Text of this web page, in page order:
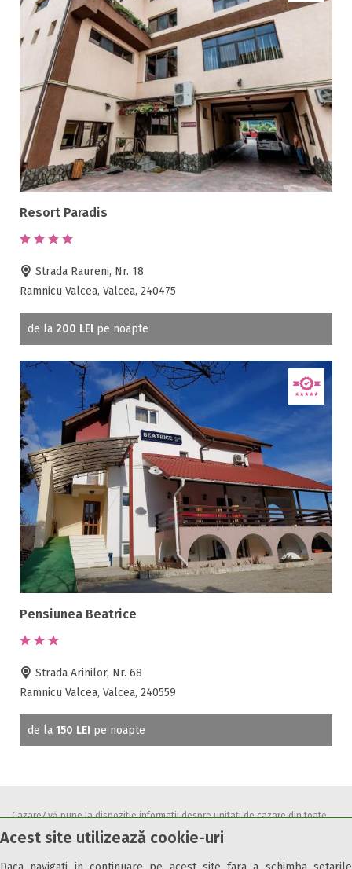
Acest site utilizează cookie-uri
Resort Paradis
Strada Raureni, Nr. 18
Ramnicu Valcea, Valcea, 240475
de la 200 LEI pe noapte
Pensiunea Beatrice
Strada Arinilor, Nr. 68
Ramnicu Valcea, Valcea, 240559
de la 150 LEI pe noapte
Cazare7 vă pune la dispozitie informatii despre unitati de cazare din toate
zonele turistice, oferte speciale, rezervari online.